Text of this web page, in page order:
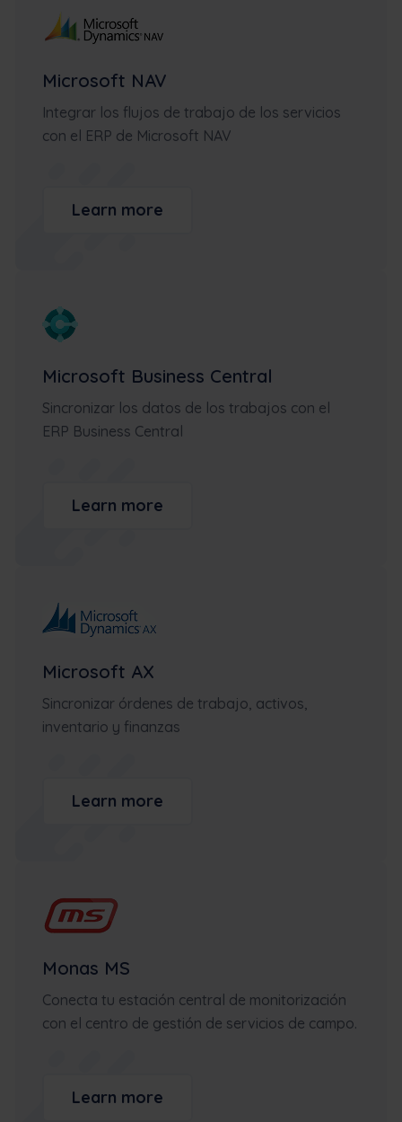
Microsoft NAV
Integrar los flujos de trabajo de los servicios
con el ERP de Microsoft NAV
Learn more
Microsoft Business Central
Sincronizar los datos de los trabajos con el
ERP Business Central
Learn more
Microsoft AX
Sincronizar órdenes de trabajo, activos,
inventario y finanzas
Learn more
Monas MS
Conecta tu estación central de monitorización
con el centro de gestión de servicios de campo.
Learn more